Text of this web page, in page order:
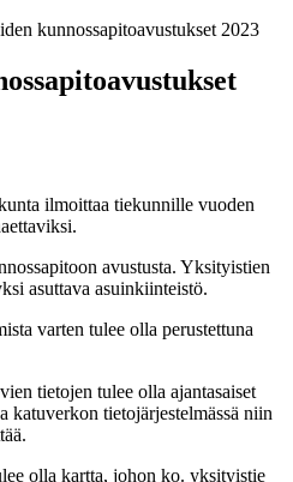
kunnossapitoavustukset 2023
ilmoittaa tiekunnille vuoden
avustusta. Yksityistien
asuttava asuinkiinteistö.
varten tulee olla perustettuna
tietojen tulee olla ajantasaiset
katuverkon tietojärjestelmässä niin
olla kartta, johon ko. yksityistie